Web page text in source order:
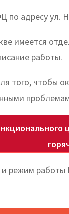
по адресу ул.
имеется
работы.
того, чтобы
и режим